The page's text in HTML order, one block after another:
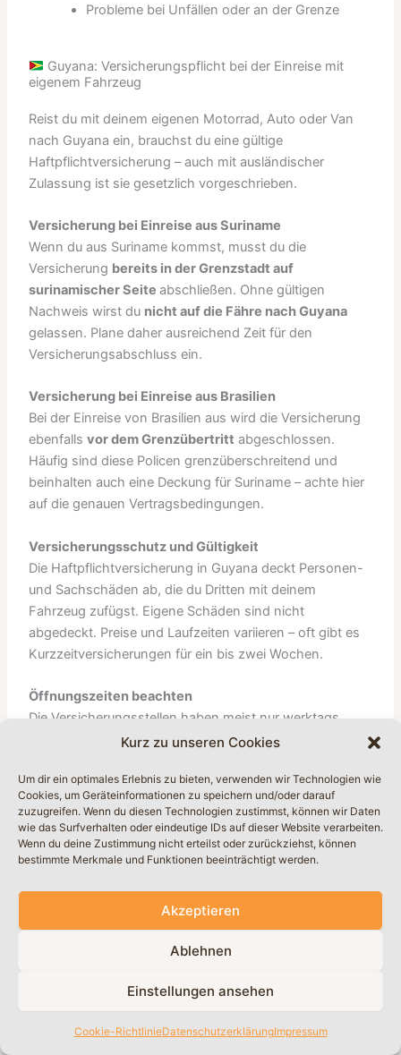
Kurz zu unseren Cookies
Um dir ein optimales Erlebnis zu bieten, verwenden wir Technologien wie
Cookies, um Geräteinformationen zu speichern und/oder darauf
zuzugreifen. Wenn du diesen Technologien zustimmst, können wir Daten
wie das Surfverhalten oder eindeutige IDs auf dieser Website verarbeiten.
Wenn du deine Zustimmung nicht erteilst oder zurückziehst, können
bestimmte Merkmale und Funktionen beeinträchtigt werden.
Akzeptieren
Ablehnen
Einstellungen ansehen
Cookie-RichtlinieDatenschutzerklärungImpressum
Probleme bei Unfällen oder an der Grenze
Guyana: Versicherungspflicht bei der Einreise mit
eigenem Fahrzeug
Reist du mit deinem eigenen Motorrad, Auto oder Van
nach Guyana ein, brauchst du eine gültige
Haftpflichtversicherung – auch mit ausländischer
Zulassung ist sie gesetzlich vorgeschrieben.
Versicherung bei Einreise aus Suriname
Wenn du aus Suriname kommst, musst du die
Versicherung bereits in der Grenzstadt auf
surinamischer Seiteabschließen. Ohne gültigen
Nachweis wirst du nicht auf die Fähre nach Guyana
gelassen. Plane daher ausreichend Zeit für den
Versicherungsabschluss ein.
Versicherung bei Einreise aus Brasilien
Bei der Einreise von Brasilien aus wird die Versicherung
ebenfallsvor dem Grenzübertritt abgeschlossen.
Häufig sind diese Policen grenzüberschreitend und
beinhalten auch eine Deckung für Suriname – achte hier
auf die genauen Vertragsbedingungen.
Versicherungsschutz und Gültigkeit
Die Haftpflichtversicherung in Guyana deckt Personen-
und Sachschäden ab, die du Dritten mit deinem
Fahrzeug zufügst. Eigene Schäden sind nicht
abgedeckt. Preise und Laufzeiten variieren – oft gibt es
Kurzzeitversicherungen für ein bis zwei Wochen.
Öffnungszeiten beachten
Die Versicherungsstellen haben meist nur werktags
geöffnet, mit eingeschränkten Öffnungszeiten am
geschlossen – informiere dich daher rechtzeitig, um
Wartezeiten oder Verzögerungen an der Grenze zu
vermeiden.
Konsequenzen ohne Versicherungsschutz
Fahren ohne gültige Haftpflichtversicherung kann zu:
Geldstrafen
Einbehaltung des Fahrzeugs
Problemen bei Unfällen oder Kontrollen führen